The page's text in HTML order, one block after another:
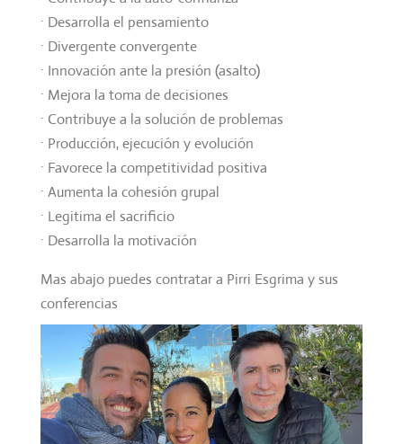
· Desarrolla el pensamiento
· Divergente convergente
· Innovación ante la presión (asalto)
· Mejora la toma de decisiones
· Contribuye a la solución de problemas
· Producción, ejecución y evolución
· Favorece la competitividad positiva
· Aumenta la cohesión grupal
· Legitima el sacrificio
· Desarrolla la motivación
Mas abajo puedes contratar a Pirri Esgrima y sus
conferencias